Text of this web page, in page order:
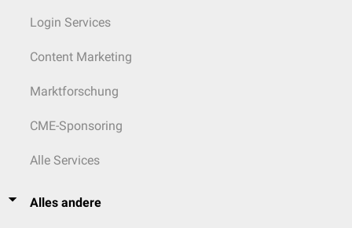
Login Services
Content Marketing
Marktforschung
CME-Sponsoring
Alle Services
Alles andere